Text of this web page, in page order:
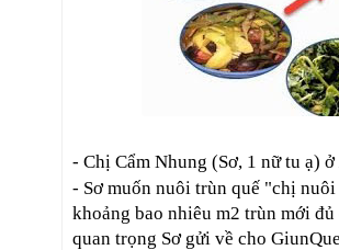
- Chị Cẩm Nhung (Sơ, 1 nữ tu ạ) ở
- Sơ muốn nuôi trùn quế "chị
khoảng bao nhiêu m2 trùn mới
quan trọng Sơ gửi về cho